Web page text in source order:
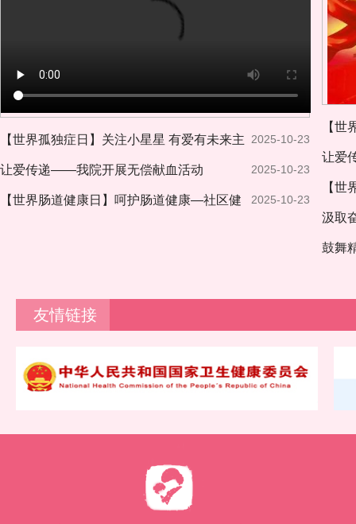
2025-10-23
【世界孤独症日】关注小星星 有爱有未来主
题活动 2025-10-23
让爱传递——我院开展无偿献血活动
2025-10-23
【世界肠道健康日】呵护肠道健康—社区健
【世
题活
让爱
【
康宣
汲取
院 承
鼓舞
友情链接